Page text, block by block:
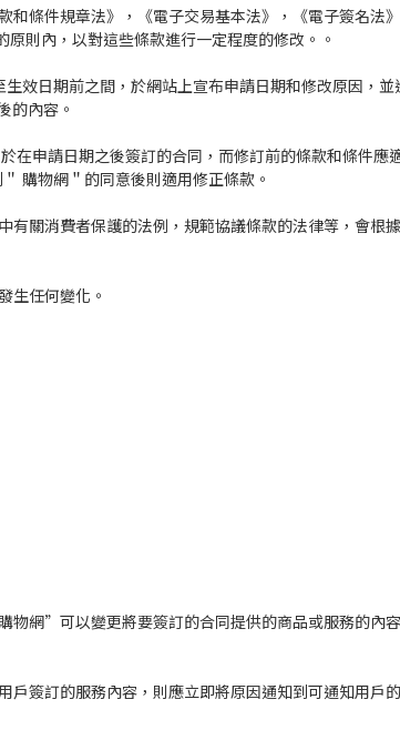
條件規章法》，《電子交易基本法》，《電子簽名法
則內，以對這些條款進行一定程度的修改。。
日期前之間，於網站上宣布申請日期和修改原因，
的內容。
申請日期之後簽訂的合同，而修訂前的條款和條件
購物網＂的同意後則適用修正條款。
關消費者保護的法例，規範協議條款的法律等，會根
任何變化。
網”可以變更將要簽訂的合同提供的商品或服務的內
簽訂的服務內容，則應立即將原因通知到可通知用戶的